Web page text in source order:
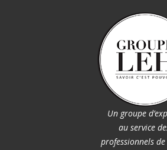
Un groupe
au service
professionnels